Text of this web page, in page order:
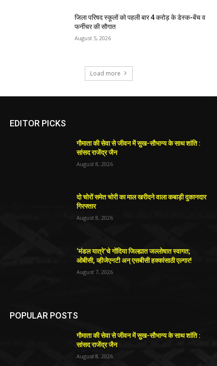
जिला परिषद स्कूलों को पहली बार 4 करोड़ के डेस्क-बेंच व
फर्नीचर की सौगात
August 5, 2026
Load more
EDITOR PICKS
गौमाता की सेवा से जीवन में सुख-सौभाग्य के साथ शांति :
सांसद राजेंद्र जैन
August 8, 2026
दो चोरों समेत चोरी का माल खरीदने वाला कबाड़ी दुकानदार
गिरफ्तार
August 8, 2026
‘मंडल यात्रे’चे गोंदिया जिल्ह्यात जल्लोषात स्वागत;
ओबीसी, व्हीजेएनटी अन् एसबीसी हक्कांसाठी एल्गार!
August 7, 2026
POPULAR POSTS
गौमाता की सेवा से जीवन में सुख-सौभाग्य के साथ शांति :
सांसद राजेंद्र जैन
August 8, 2026